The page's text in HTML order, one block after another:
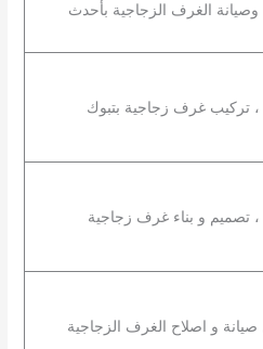
وصيانة الغرف الزجاجية بأحدث